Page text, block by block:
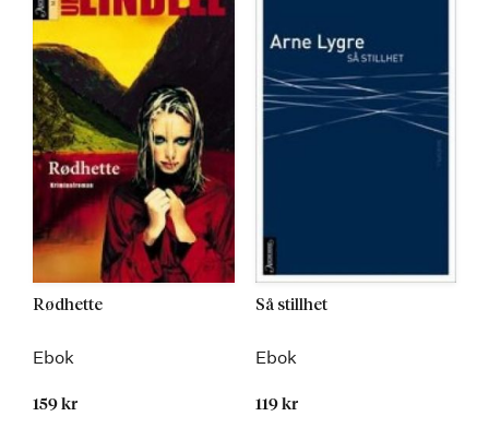
Rødhette
Ebok
159 kr
Så stillhet
Ebok
119 kr